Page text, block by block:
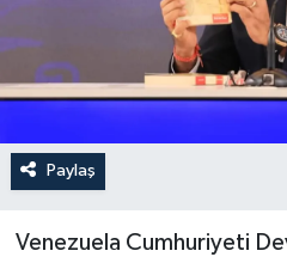
Paylaş
Venezuela Cumhuriyeti